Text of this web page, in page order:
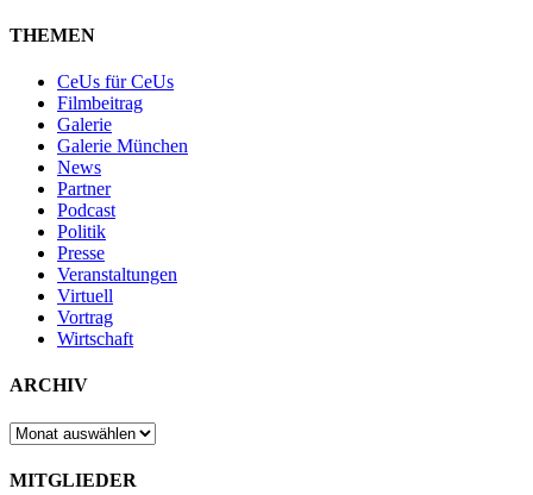
THEMEN
CeUs für CeUs
Filmbeitrag
Galerie
Galerie München
News
Partner
Podcast
Politik
Presse
Veranstaltungen
Virtuell
Vortrag
Wirtschaft
ARCHIV
ARCHIV
MITGLIEDER